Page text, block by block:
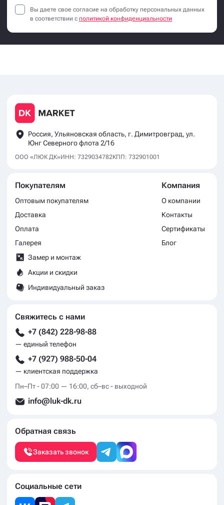
Вы даете свое согласие на обработку персональных данных
в соответствии с политикой конфиденциальности
Россия, Ульяновская область, г. Димитровград, ул.
Юнг Северного флота 2/16
ООО «ЛЮК ДК»ИНН: 7329034782КПП: 732901001
Покупателям
Оптовым покупателям
Доставка
Оплата
Галерея
Замер и монтаж
Акции и скидки
Индивидуальный заказ
Компания
О компании
Контакты
Сертификаты
Блог
Свяжитесь с нами
+7 (842) 228-98-88
— единый телефон
+7 (927) 988-50-04
— клиентская поддержка
Пн–Пт - 07:00 — 16:00, сб–вс - выходной
info@luk-dk.ru
Обратная связь
Заказать звонок
Социальные сети